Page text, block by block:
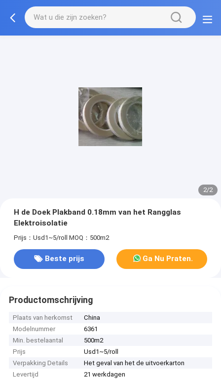
2/2
H de Doek Plakband 0.18mm van het Rangglas
Elektroisolatie
Prijs：Usd1~5/roll MOQ：500m2
Beste prijs Ga Nu Praten.
Productomschrijving
Plaats van herkomst
China
Modelnummer
6361
Min. bestelaantal
500m2
Prijs
Usd1~5/roll
Verpakking Details
Het geval van het de uitvoerkarton
Levertijd
21 werkdagen